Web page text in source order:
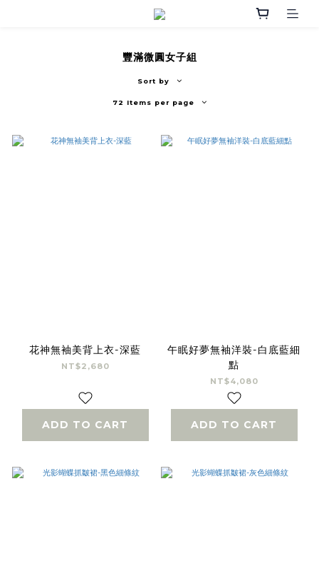
豐滿微圓女子組
Sort by
72 Items per page
花神無袖美背上衣-深藍
NT$2,680
ADD TO CART
午眠好夢無袖洋裝-白底藍細
點
NT$4,080
ADD TO CART